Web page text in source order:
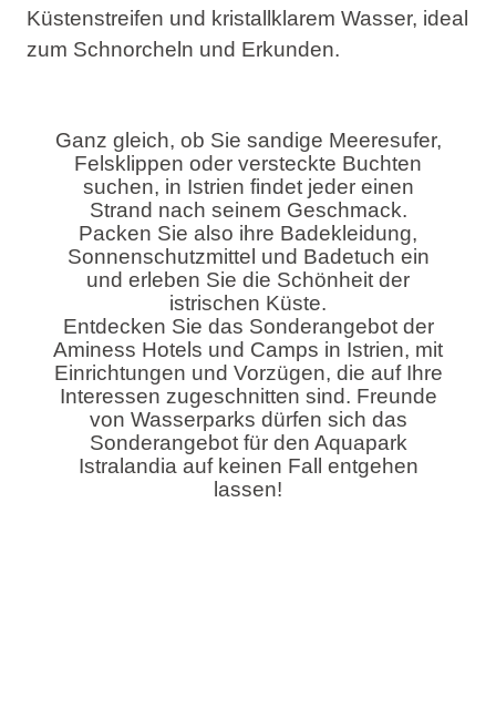
Küstenstreifen und kristallklarem Wasser, ideal
zum Schnorcheln und Erkunden.
Ganz gleich, ob Sie sandige Meeresufer,
Felsklippen oder versteckte Buchten
suchen, in Istrien findet jeder einen
Strand nach seinem Geschmack.
Packen Sie also ihre Badekleidung,
Sonnenschutzmittel und Badetuch ein
und erleben Sie die Schönheit der
istrischen Küste.
Entdecken Sie das Sonderangebot der
Aminess Hotels und Camps in Istrien, mit
Einrichtungen und Vorzügen, die auf Ihre
Interessen zugeschnitten sind. Freunde
von Wasserparks dürfen sich das
Sonderangebot für den Aquapark
Istralandia auf keinen Fall entgehen
lassen!